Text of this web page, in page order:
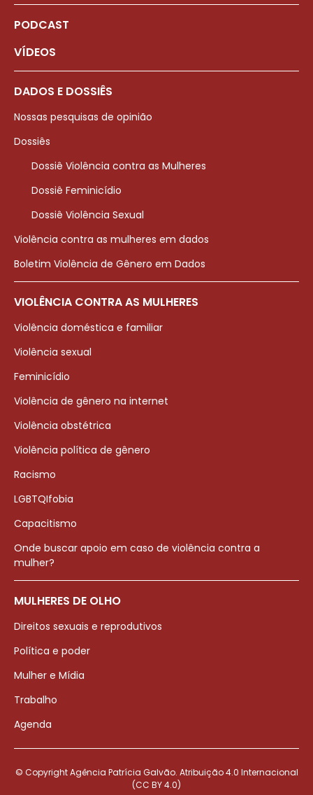
PODCAST
VÍDEOS
DADOS E DOSSIÊS
Nossas pesquisas de opinião
Dossiês
Dossiê Violência contra as Mulheres
Dossiê Feminicídio
Dossiê Violência Sexual
Violência contra as mulheres em dados
Boletim Violência de Gênero em Dados
VIOLÊNCIA CONTRA AS MULHERES
Violência doméstica e familiar
Violência sexual
Feminicídio
Violência de gênero na internet
Violência obstétrica
Violência política de gênero
Racismo
LGBTQIfobia
Capacitismo
Onde buscar apoio em caso de violência contra a
mulher?
MULHERES DE OLHO
Direitos sexuais e reprodutivos
Política e poder
Mulher e Mídia
Trabalho
Agenda
© Copyright Agência Patrícia Galvão. Atribuição 4.0 Internacional
(CC BY 4.0)